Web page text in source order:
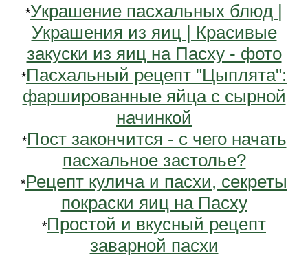
*Украшение пасхальных блюд |
Украшения из яиц | Красивые
закуски из яиц на Пасху - фото
*Пасхальный рецепт "Цыплята":
фаршированные яйца с сырной
начинкой
*Пост закончится - с чего начать
пасхальное застолье?
*Рецепт кулича и пасхи, секреты
покраски яиц на Пасху
*Простой и вкусный рецепт
заварной пасхи